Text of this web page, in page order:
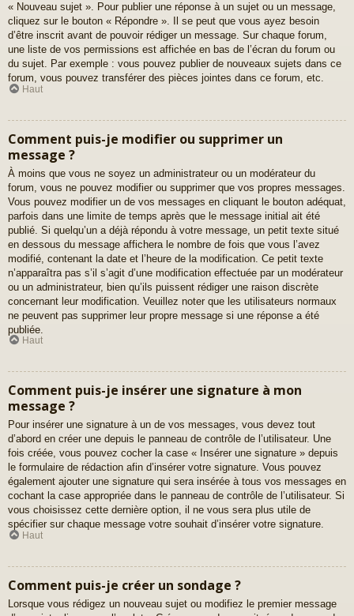
« Nouveau sujet ». Pour publier une réponse à un sujet ou un message,
cliquez sur le bouton « Répondre ». Il se peut que vous ayez besoin
d’être inscrit avant de pouvoir rédiger un message. Sur chaque forum,
une liste de vos permissions est affichée en bas de l’écran du forum ou
du sujet. Par exemple : vous pouvez publier de nouveaux sujets dans ce
forum, vous pouvez transférer des pièces jointes dans ce forum, etc.
Haut
Comment puis-je modifier ou supprimer un
message ?
À moins que vous ne soyez un administrateur ou un modérateur du
forum, vous ne pouvez modifier ou supprimer que vos propres messages.
Vous pouvez modifier un de vos messages en cliquant le bouton adéquat,
parfois dans une limite de temps après que le message initial ait été
publié. Si quelqu’un a déjà répondu à votre message, un petit texte situé
en dessous du message affichera le nombre de fois que vous l’avez
modifié, contenant la date et l’heure de la modification. Ce petit texte
n’apparaîtra pas s’il s’agit d’une modification effectuée par un modérateur
ou un administrateur, bien qu’ils puissent rédiger une raison discrète
concernant leur modification. Veuillez noter que les utilisateurs normaux
ne peuvent pas supprimer leur propre message si une réponse a été
publiée.
Haut
Comment puis-je insérer une signature à mon
message ?
Pour insérer une signature à un de vos messages, vous devez tout
d’abord en créer une depuis le panneau de contrôle de l’utilisateur. Une
fois créée, vous pouvez cocher la case « Insérer une signature » depuis
le formulaire de rédaction afin d’insérer votre signature. Vous pouvez
également ajouter une signature qui sera insérée à tous vos messages en
cochant la case appropriée dans le panneau de contrôle de l’utilisateur. Si
vous choisissez cette dernière option, il ne vous sera plus utile de
spécifier sur chaque message votre souhait d’insérer votre signature.
Haut
Comment puis-je créer un sondage ?
Lorsque vous rédigez un nouveau sujet ou modifiez le premier message